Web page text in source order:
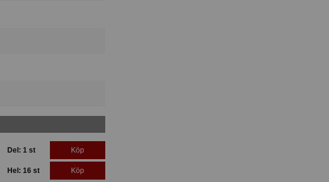
Del: 1 st Köp
Hel: 16 st Köp